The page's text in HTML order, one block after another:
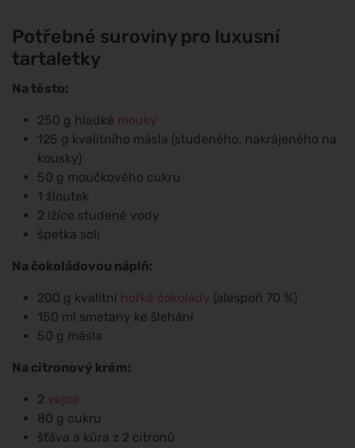
Potřebné suroviny pro luxusní
tartaletky
Na těsto:
250 g hladké mouky
125 g kvalitního másla (studeného, nakrájeného na
kousky)
50 g moučkového cukru
1 žloutek
2 lžíce studené vody
špetka soli
Na čokoládovou náplň:
200 g kvalitní hořké čokolády (alespoň 70 %)
150 ml smetany ke šlehání
50 g másla
Na citronový krém:
2 vejce
80 g cukru
šťáva a kůra z 2 citronů